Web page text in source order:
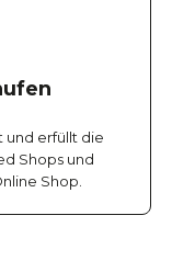
und erfüllt die
Shops und
Shop.